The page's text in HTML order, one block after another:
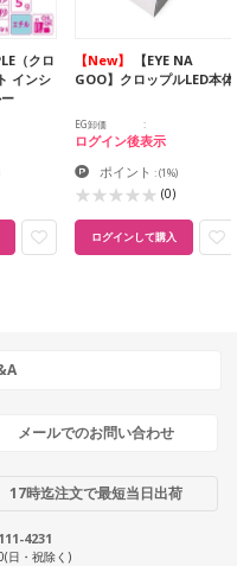
インシ
【New】
GOO】クロップルLED本体
EG卸価
ログイン後表示
ポイント :(1%)
(0)
ログインして購入
メールでのお問い合わせ
17時迄注文で最短当日出荷
4231
日・祝除く)